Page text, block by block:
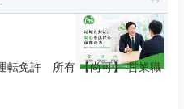
転免許 所有 【尚可】 営業職